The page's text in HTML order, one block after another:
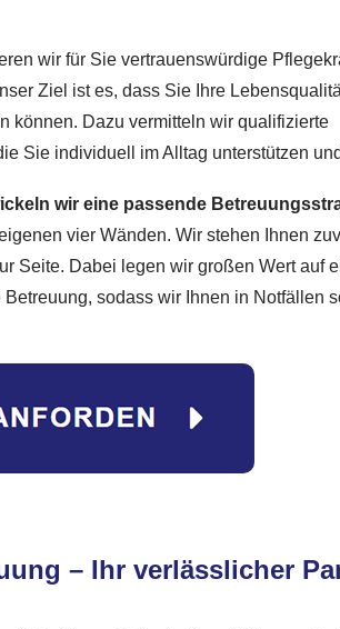
wir für Sie vertrauenswürdige
Ziel ist es, dass Sie Ihre
können. Dazu vermitteln wir qualifizierte
Sie individuell im Alltag unterstützen
wir eine passende
vier Wänden. Wir stehen Ihnen
Seite. Dabei legen wir großen Wert auf
sodass wir Ihnen in Notfällen
– Ihr verlässlicher